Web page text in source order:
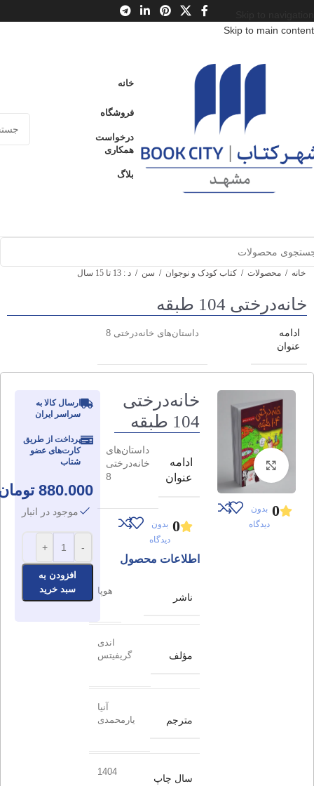
Skip to main content
خانه
فروشگاه
درخواست
همکاری
بلاگ
خانه / محصولات / کتاب کودک و نوجوان / سن / د : 13 تا 15 سال
خانه‌درختی 104 طبقه
ادامه
عنوان
داستان‌های خانه‌درختی 8
برای بزرگنمایی کلیک کنید
0 بدون
دیدگاه
خانه‌درختی
104 طبقه
ادامه
عنوان
داستان‌های
خانه‌درختی
8
0 بدون
دیدگاه
اطلاعات محصول
ناشر
هوپا
مؤلف
اندی
گریفیتس
مترجم
آنیا
یارمحمدی
سال چاپ
1404
ارسال کالا به
سراسر ایران
پرداخت از طریق
کارت‌های عضو
شتاب
880.000
موجود در انبار
-
+
افزودن به
سبد خرید